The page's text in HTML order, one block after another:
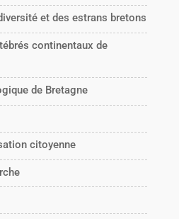
et des estrans bretons
continentaux de
de Bretagne
citoyenne